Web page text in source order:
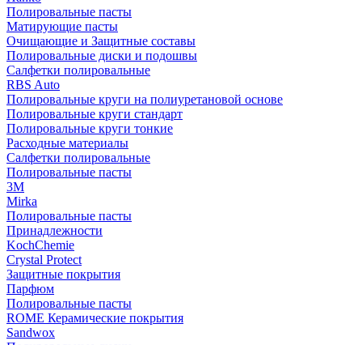
Полировальные пасты
Матирующие пасты
Очищающие и Защитные составы
Полировальные диски и подошвы
Салфетки полировальные
RBS Auto
Полировальные круги на полиуретановой основе
Полировальные круги стандарт
Полировальные круги тонкие
Расходные материалы
Салфетки полировальные
Полировальные пасты
3М
Mirka
Полировальные пасты
Принадлежности
KochChemie
Crystal Protect
Защитные покрытия
Парфюм
Полировальные пасты
ROME Керамические покрытия
Sandwox